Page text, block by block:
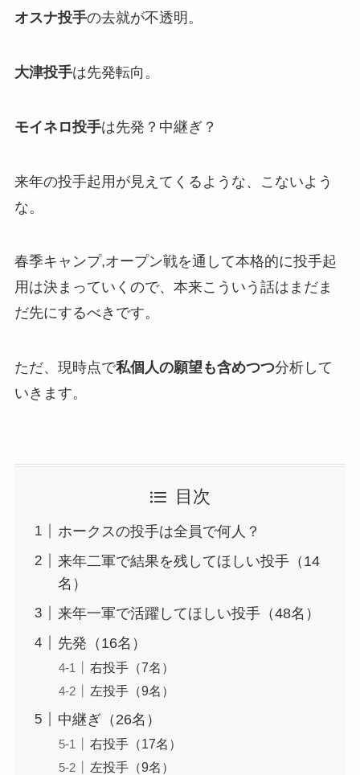
オスナ投手の去就が不透明。
大津投手は先発転向。
モイネロ投手は先発？中継ぎ？
来年の投手起用が見えてくるような、こないよう
な。
春季キャンプ,オープン戦を通して本格的に投手起
用は決まっていくので、本来こういう話はまだま
だ先にするべきです。
ただ、現時点で私個人の願望も含めつつ分析して
いきます。
目次
ホークスの投手は全員で何人？
来年二軍で結果を残してほしい投手（14
名）
来年一軍で活躍してほしい投手（48名）
先発（16名）
右投手（7名）
左投手（9名）
中継ぎ（26名）
右投手（17名）
左投手（9名）